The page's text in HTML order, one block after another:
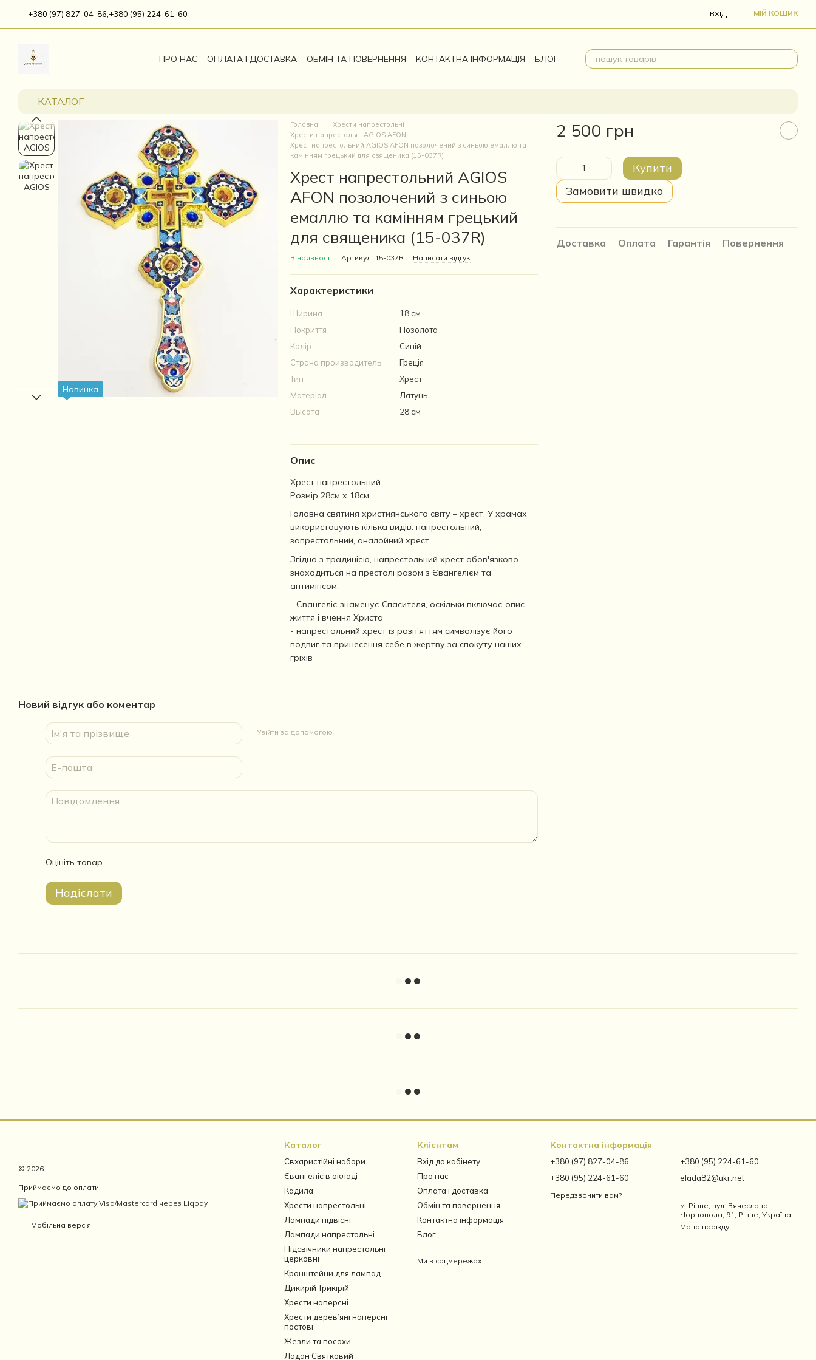
Перейти до основного контенту
+380 (97) 827-04-86, +380 (95) 224-61-60 ВХІД МІЙ КОШИК
ПРО НАС ОПЛАТА І ДОСТАВКА ОБМІН ТА ПОВЕРНЕННЯ КОНТАКТНА ІНФОРМАЦІЯ БЛОГ
КАТАЛОГ
Новинка
Головна
Хрести напрестольні
Хрести напрестольні AGIOS AFON
Хрест напрестольний AGIOS AFON позолочений з синьою емаллю та
камінням грецький для священика (15-037R)
Хрест напрестольний AGIOS
AFON позолочений з синьою
емаллю та камінням грецький
для священика (15-037R)
В наявності Артикул: 15-037R Написати відгук
Характеристики
Ширина
18 см
Покриття
Позолота
Колір
Синій
Страна производитель
Греція
Тип
Хрест
Матеріал
Латунь
Высота
28 см
Опис
Хрест напрестольний
Розмір 28см х 18см
Головна святиня християнського світу – хрест. У храмах
використовують кілька видів: напрестольний,
запрестольний, аналойний хрест
Згідно з традицією, напрестольний хрест обов'язково
знаходиться на престолі разом з Євангелієм та
антимінсом:
- Євангеліє знаменує Спасителя, оскільки включає опис
життя і вчення Христа
- напрестольний хрест із розп'яттям символізує його
подвиг та принесення себе в жертву за спокуту наших
гріхів
2 500 грн
Купити
Замовити швидко
Доставка Оплата Гарантія Повернення
Новий відгук або коментар
Увійти за допомогою
Оцініть товар
Надіслати
© 2026
Приймаємо до оплати
Мобільна версія
Каталог
Євхаристійні набори
Євангеліє в окладі
Кадила
Хрести напрестольні
Лампади підвісні
Лампади напрестольні
Підсвічники напрестольні
церковні
Кронштейни для лампад
Дикирій Трикірій
Хрести наперсні
Хрести дерев’яні наперсні
постові
Жезли та посохи
Ладан Святковий
Клієнтам
Вхід до кабінету
Про нас
Оплата і доставка
Обмін та повернення
Контактна інформація
Блог
Ми в соцмережах
Контактна інформація
+380 (97) 827-04-86
+380 (95) 224-61-60
Передзвонити вам?
+380 (95) 224-61-60
elada82@ukr.net
м. Рівне, вул. Вячеслава
Чорновола, 91, Рівне, Україна
Мапа проїзду